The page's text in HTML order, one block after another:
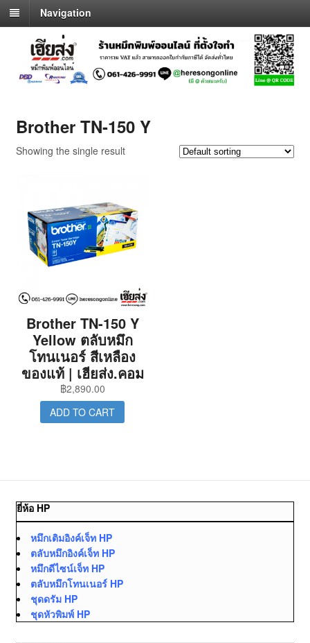
Navigation
Brother TN-150 Y
Showing the single result
Brother TN-150 Y
Yellow ตลับหมึก
โทนเนอร์ สีเหลือง
ของแท้ | เฮียส่ง.คอม
฿2,890.00
ADD TO CART
ยี่ห้อ HP
หมึกเติมอิงค์เจ็ท HP
ตลับหมึกอิงค์เจ็ท HP
หมึกดีไซน์เจ็ท HP
ตลับหมึกโทนเนอร์ HP
ชุดดรัม HP
ชุดหัวพิมพ์ HP